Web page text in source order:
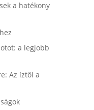
a hatékony
a legjobb
Az íztől a